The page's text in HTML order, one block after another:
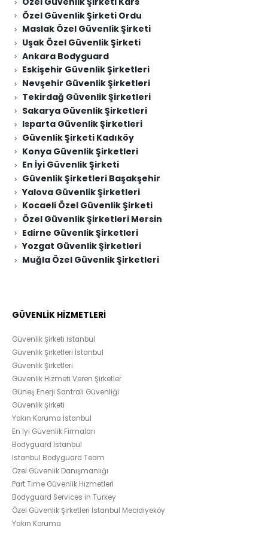
Özel Güvenlik Şirketi Ordu
Maslak Özel Güvenlik Şirketi
Uşak Özel Güvenlik Şirketi
Ankara Bodyguard
Eskişehir Güvenlik Şirketleri
Nevşehir Güvenlik Şirketleri
Tekirdağ Güvenlik Şirketleri
Sakarya Güvenlik Şirketleri
Isparta Güvenlik Şirketleri
Güvenlik Şirketi Kadıköy
Konya Güvenlik Şirketleri
En İyi Güvenlik Şirketi
Güvenlik Şirketleri Başakşehir
Yalova Güvenlik Şirketleri
Kocaeli Özel Güvenlik Şirketi
Özel Güvenlik Şirketleri Mersin
Edirne Güvenlik Şirketleri
Yozgat Güvenlik Şirketleri
Muğla Özel Güvenlik Şirketleri
GÜVENLİK HİZMETLERİ
Güvenlik Şirketi İstanbul
Güvenlik Şirketleri İstanbul
Güvenlik Şirketleri
Güvenlik Hizmeti Veren Şirketler
Güneş Enerji Santrali Güvenliği
Güvenlik Şirketi
Yakın Koruma İstanbul
En İyi Güvenlik Firmaları
Bodyguard Istanbul
Istanbul Bodyguard Team
Özel Güvenlik Danışmanlığı
Part Time Güvenlik Hizmetleri
Bodyguard Services in Turkey
Özel Güvenlik Şirketleri İstanbul Mecidiyeköy
Yakın Koruma